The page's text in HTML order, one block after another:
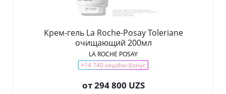
Крем-гель La Roche-Posay Toleriane
очищающий 200мл
LA ROCHE POSAY
+14 740 кешбэк-бонус
от294 800 UZS